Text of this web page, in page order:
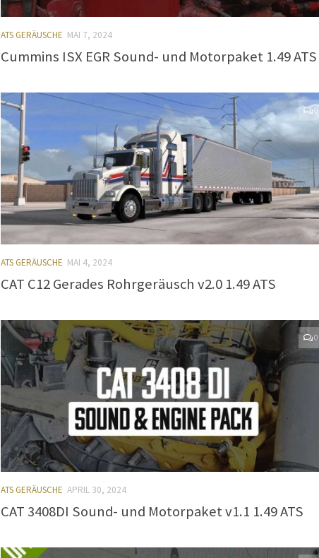
ATS GERÄUSCHE MAI 7, 2024
Cummins ISX EGR Sound- und Motorpaket 1.49 ATS
0
ATS GERÄUSCHE MAI 4, 2024
CAT C12 Gerades Rohrgeräusch v2.0 1.49 ATS
0
ATS GERÄUSCHE APRIL 30, 2024
CAT 3408DI Sound- und Motorpaket v1.1 1.49 ATS